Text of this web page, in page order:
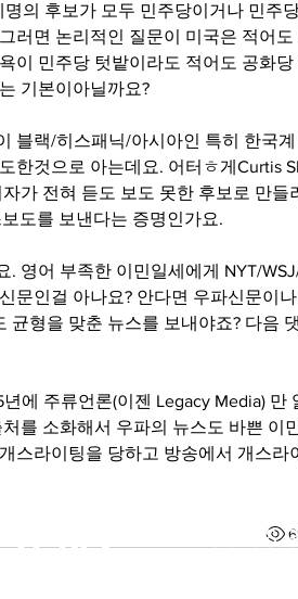
의 후보가 모두 민주당이거나 민주
러면 논리적인 질문이 미국은 적어도
이 민주당 텃밭이라도 적어도 공화당
기본이아닐까요?
블랙/히스패닉/아시아인 특히 한국계
한것으로 아는데요. 어터ㅎ게Curtis
가 전혀 듣도 보도 못한 후보로 만들
도를 보낸다는 증명인가요.
영어 부족한 이민일세에게 NYT/
문인걸 아나요? 안다면 우파신문이
형을 맞춘 뉴스를 보내야죠? 다음
에 주류언론(이젠 Legacy Media) 만
를 소화해서 우파의 뉴스도 바쁜 이
스라이팅을 당하고 방송에서 개스라
NY 136-56